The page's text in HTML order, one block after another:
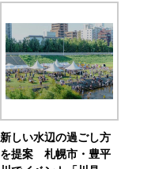
新しい水辺の過ごし方
を提案 札幌市・豊平